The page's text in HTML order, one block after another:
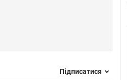
Підписатися